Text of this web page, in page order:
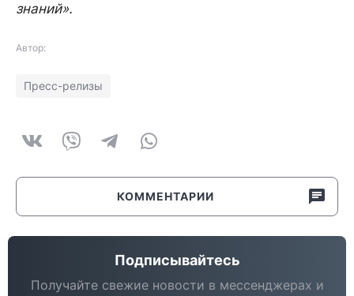
знаний».
Автор:
Пресс-релизы
КОММЕНТАРИИ
Подписывайтесь
Получайте свежие новости в мессенджерах и